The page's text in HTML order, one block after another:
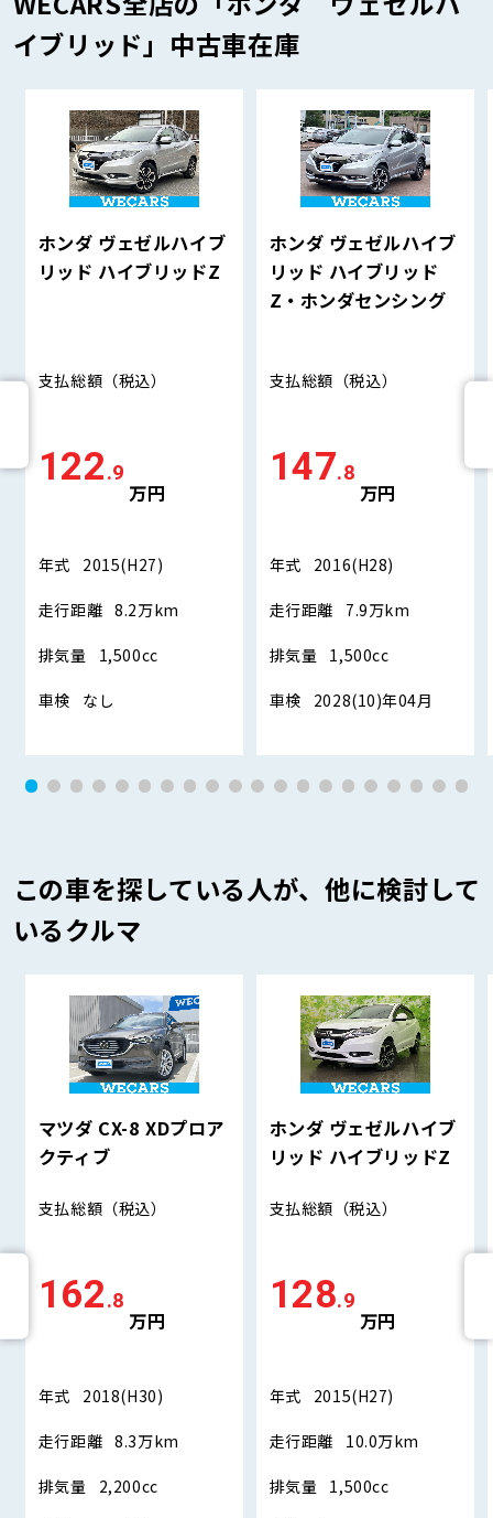
イブリッド」中古車在庫
ホンダ ヴェゼルハイブ
リッド ハイブリッドZ
支払総額 （税込）
122.9
万円
年式 2015(H27)
走行距離 8.2万km
排気量 1,500cc
車検 なし
ホンダ ヴェゼルハイブ
リッド ハイブリッド
Z・ホンダセンシング
支払総額 （税込）
147.8
万円
年式 2016(H28)
走行距離 7.9万km
排気量 1,500cc
車検 2028(10)年04月
この車を探している人が、他に検討して
いるクルマ
マツダ CX-8 XDプロア
クティブ
支払総額 （税込）
162.8
万円
年式 2018(H30)
走行距離 8.3万km
排気量 2,200cc
ホンダ ヴェゼルハイブ
リッド ハイブリッドZ
支払総額 （税込）
128.9
万円
年式 2015(H27)
走行距離 10.0万km
排気量 1,500cc